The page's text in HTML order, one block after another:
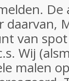
van
Wij
malen